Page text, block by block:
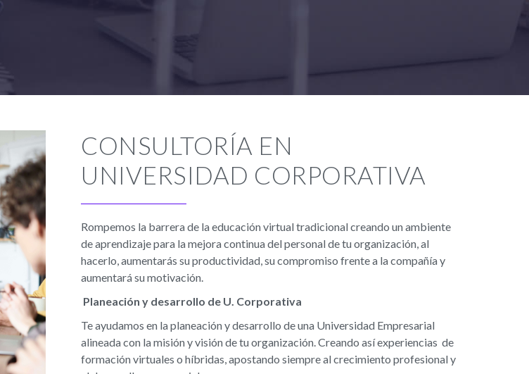
CONSULTORÍA EN
UNIVERSIDAD CORPORATIVA
Rompemos la barrera de la educación virtual tradicional creando un ambiente
de aprendizaje para la mejora continua del personal de tu organización, al
hacerlo, aumentarás su productividad, su compromiso frente a la compañía y
aumentará su motivación.
Planeación y desarrollo de U. Corporativa
Te ayudamos en la planeación y desarrollo de una Universidad Empresarial
alineada con la misión y visión de tu organización. Creando así experiencias de
formación virtuales o híbridas, apostando siempre al crecimiento profesional y